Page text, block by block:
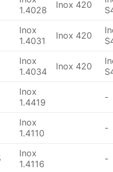
1.4028
Inox 420
Inox
1.4031
Inox 420
Inox
1.4034
Inox 420
Inox
1.4419
-
Inox
1.4110
-
Inox
1.4116
-